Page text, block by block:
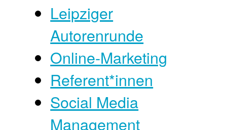
Leipziger
Autorenrunde
Online-Marketing
Referent*innen
Social Media
Management